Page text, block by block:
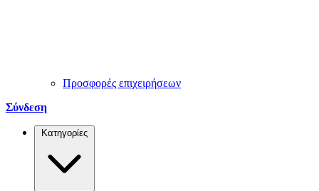
Προσφορές επιχειρήσεων
Σύνδεση
Κατηγορίες